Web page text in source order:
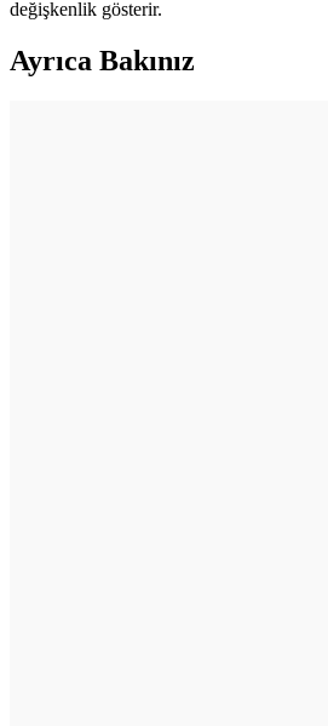
değişkenlik gösterir.
Ayrıca Bakınız
Gothik makyajda klasik siyah ve koyu
Gelin Makyajında Doğallık ve
Gelin makyajında doğal görünüm ile
Asimetrik Gözlerde Takma
Asimetrik gözlerde takma kirpik
Costco Japonya'da Güneş
Costco Japonya, Japon ve Kore
Ulta Beauty Collection #210
Ulta Beauty Collection #210 ruj, soğuk
Gyaru makyaj stili, canlı allıklar ve
Ortalama Makyaj Rutininin